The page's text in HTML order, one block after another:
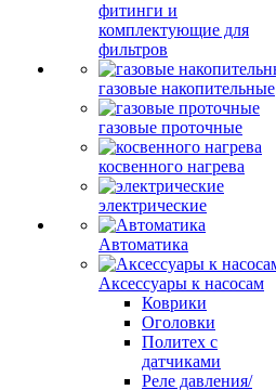
фитинги и
комплектующие для
фильтров
газовые накопительные
газовые проточные
косвенного нагрева
электрические
Автоматика
Аксессуары к насосам
Коврики
Оголовки
Политех с
датчиками
Реле давления/